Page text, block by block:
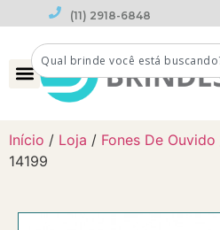
(11) 2918-6848
Início / Loja / Fones De Ouvido
14199